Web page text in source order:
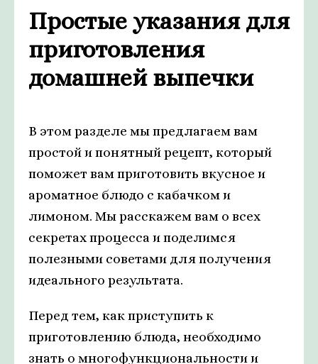
Простые указания для
приготовления
домашней выпечки
В этом разделе мы предлагаем вам
простой и понятный рецепт, который
поможет вам приготовить вкусное и
ароматное блюдо с кабачком и
лимоном. Мы расскажем вам о всех
секретах процесса и поделимся
полезными советами для получения
идеального результата.
Перед тем, как приступить к
приготовлению блюда, необходимо
знать о многофункциональности и